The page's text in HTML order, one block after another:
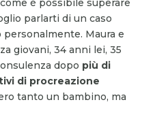
è possibile superare
parlarti di un caso
Maura e
giovani, 34 anni lei, 35
dopo più di
di procreazione
tanto un bambino, ma